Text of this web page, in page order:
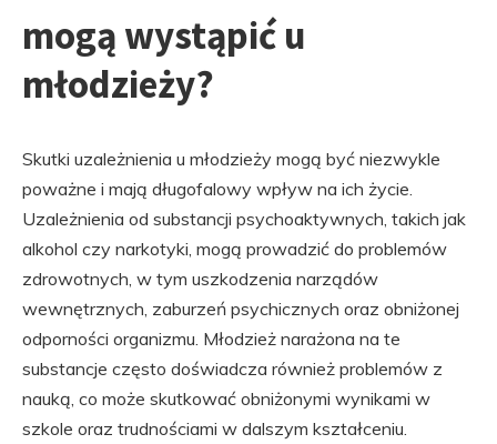
mogą wystąpić u
młodzieży?
Skutki uzależnienia u młodzieży mogą być niezwykle
poważne i mają długofalowy wpływ na ich życie.
Uzależnienia od substancji psychoaktywnych, takich jak
alkohol czy narkotyki, mogą prowadzić do problemów
zdrowotnych, w tym uszkodzenia narządów
wewnętrznych, zaburzeń psychicznych oraz obniżonej
odporności organizmu. Młodzież narażona na te
substancje często doświadcza również problemów z
nauką, co może skutkować obniżonymi wynikami w
szkole oraz trudnościami w dalszym kształceniu.